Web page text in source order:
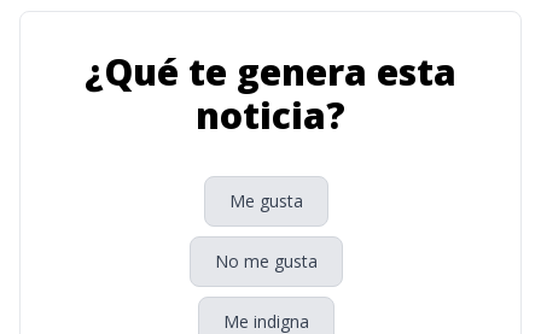
¿Qué te genera esta
noticia?
Me gusta
No me gusta
Me indigna